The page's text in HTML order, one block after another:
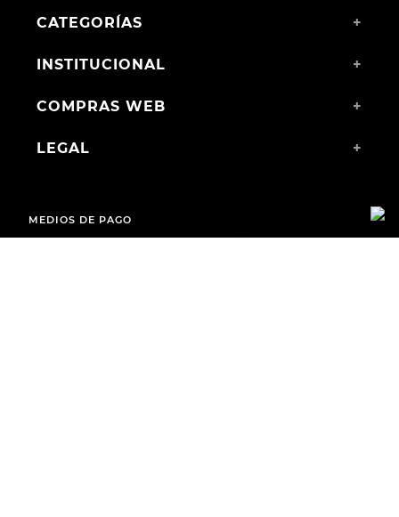
CATEGORÍAS +
INSTITUCIONAL +
COMPRAS WEB +
LEGAL +
MEDIOS DE PAGO